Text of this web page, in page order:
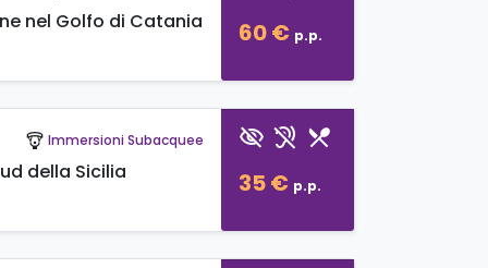
nel Golfo di Catania 60 € p.p.
paragliding Immersioni Subacquee
della Sicilia
visibility_off hearing_disabled restaurant_menu
35 € p.p.